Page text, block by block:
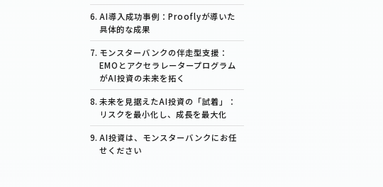
AI導入成功事例：Prooflyが導いた
具体的な成果
モンスターバンクの伴走型支援：
EMOとアクセラレータープログラム
がAI投資の未来を拓く
未来を見据えたAI投資の「試着」：
リスクを最小化し、成長を最大化
AI投資は、モンスターバンクにお任
せください